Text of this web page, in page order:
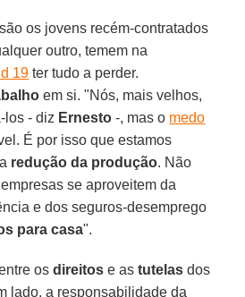
os jovens recém-contratados
outro, temem na
19 ter tudo a perder.
em si. "Nós, mais velhos,
los - diz Ernesto -, mas o medo
É por isso que estamos
redução da produção. Não
se aproveitem da
e dos seguros-desemprego
para casa".
osdireitos e astutelas dos
lado, a responsabilidade da